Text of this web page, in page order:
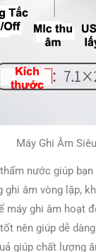
Máy Ghi Âm
nước giúp
ghi âm vòng lặp,
máy ghi âm hoạt
nên giúp dễ
giúp chất lượng